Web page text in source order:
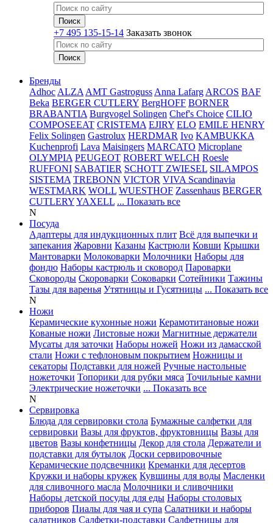
+7 495 135-15-14 Заказать звонок
Бренды
Adhoc ALZA AMT Gastroguss Anna Lafarg ARCOS BAF
Beka BERGER CUTLERY BergHOFF BORNER
BRABANTIA Burgvogel Solingen Chef's Choice CILIO
COMPOSEEAT CRISTEMA EJIRY ELO EMILE HENRY
Felix Solingen Gastrolux HERDMAR Ivo KAMBUKKA
Kuchenprofi Lava Maisingers MARCATO Microplane
OLYMPIA PEUGEOT ROBERT WELCH Roesle
RUFFONI SABATIER SCHOTT ZWIESEL SILAMPOS
SISTEMA TREBONN VICTOR VIVA Scandinavia
WESTMARK WOLL WUESTHOF Zassenhaus BERGER
CUTLERYYAXELL ... Показать все
N
Посуда
Адаптеры для индукционных плит Всё для выпечки и
запекания Жаровни Казаны Кастрюли Ковши Крышки
Мантоварки Молоковарки Молочники Наборы для
фондю Наборы кастрюль и сковород Пароварки
Сковороды Скороварки Соковарки Сотейники Тажины
Тазы для варенья Утятницы и Гусятницы ... Показать все
N
Ножи
Керамические кухонные ножи Керамотитановые ножи
Кованые ножи Листовые ножи Магнитные держатели
Мусаты для заточки Наборы ножей Ножи из дамасской
стали Ножи с тефлоновым покрытием Ножницы и
секаторы Подставки для ножей Ручные настольные
ножеточки Топорики для рубки мяса Точильные камни
Электрические ножеточки ... Показать все
N
Сервировка
Блюда для сервировки стола Бумажные салфетки для
сервировки Вазы для фруктов, фруктовницы Вазы для
цветов Вазы конфетницы Декор для стола Держатели и
подставки для бутылок Доски сервировочные
Керамические подсвечники Креманки для десертов
Кружки и наборы кружек Кувшины для воды Масленки
для сливочного масла Молочники и сливочники
Наборы детской посуды для еды Наборы столовых
приборов Пиалы для чая и супа Салатники и наборы
салатников Салфетки-подставки Салфетницы для